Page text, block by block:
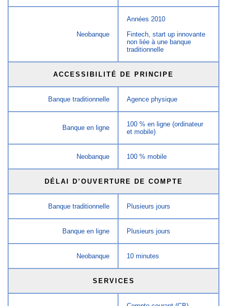
Neobanque
Années 2010
Fintech, start up innovante
non liée à une banque
traditionnelle
ACCESSIBILITÉ DE PRINCIPE
Banque traditionnelle Agence physique
Banque en ligne
100 % en ligne (ordinateur
et mobile)
Neobanque 100 % mobile
DÉLAI D’OUVERTURE DE COMPTE
Banque traditionnelle Plusieurs jours
Banque en ligne Plusieurs jours
Neobanque 10 minutes
SERVICES